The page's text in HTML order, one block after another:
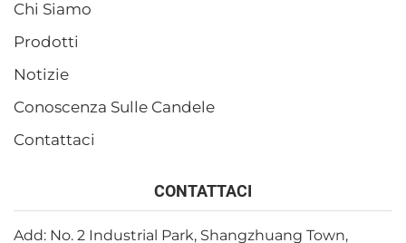
Chi Siamo
Prodotti
Notizie
Conoscenza Sulle Candele
Contattaci
CONTATTACI
Add: No. 2 Industrial Park, Shangzhuang Town,